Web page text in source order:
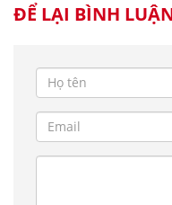
ĐỂ LẠI BÌNH